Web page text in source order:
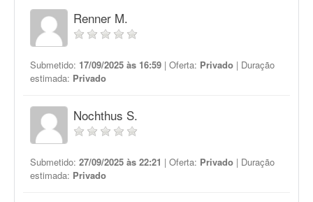
Renner M.
Submetido: 17/09/2025 às 16:59 | Oferta: Privado | Duração
estimada: Privado
Nochthus S.
Submetido: 27/09/2025 às 22:21 | Oferta: Privado | Duração
estimada: Privado